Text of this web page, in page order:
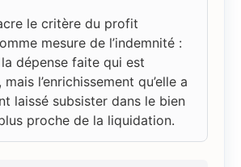
le critère du profit
mesure de l’indemnité :
la dépense faite qui est
l’enrichissement qu’elle a
laissé subsister dans le bien
proche de la liquidation.